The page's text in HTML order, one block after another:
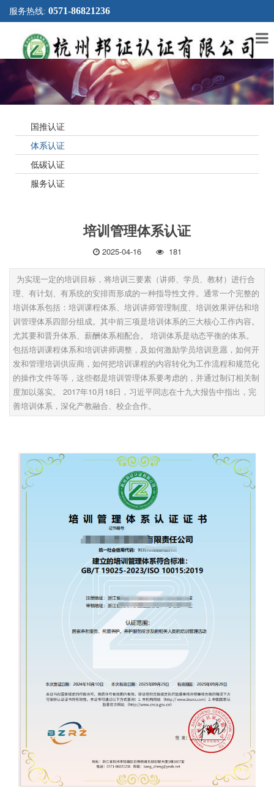
服务热线: 0571-86821236
国推认证
体系认证
低碳认证
服务认证
培训管理体系认证
2025-04-16 181
为实现一定的培训目标，将培训三要素（讲师、学员、教材）进行合
理、有计划、有系统的安排而形成的一种指导性文件。通常一个完整的
培训体系包括：培训课程体系、培训讲师管理制度、培训效果评估和培
训管理体系四部分组成。其中前三项是培训体系的三大核心工作内容。
尤其要和晋升体系、薪酬体系相配合。 培训体系是动态平衡的体系。
包括培训课程体系和培训讲师调整，及如何激励学员培训意愿，如何开
发和管理培训供应商，如何把培训课程的内容转化为工作流程和规范化
的操作文件等等，这些都是培训管理体系要考虑的，并通过制订相关制
度加以落实。 2017年10月18日，习近平同志在十九大报告中指出，完
善培训体系，深化产教融合、校企合作。